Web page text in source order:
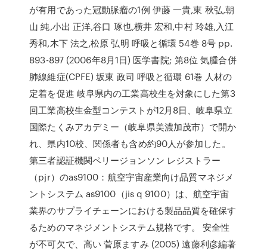
が有用であった冠動脈瘤の1例 伊藤 一貴,東 秋弘,朝
山 純,小出 正洋,谷口 琢也,横井 宏和,中村 玲雄,入江
秀和,木下 法之,松原 弘明 呼吸と循環 54巻 8号 pp.
893-897 (2006年8月1日) 医学書院; 第8位 気腫合併
肺線維症(CPFE) 坂東 政司 呼吸と循環 61巻 人材の
定着を促進 岐阜県内の工業高校生を対象にした第3
回工業高校生金型コンテストが12月8日、岐阜県立
国際たくみアカデミー（岐阜県美濃加茂市）で開か
れ、県内10校、関係者も含め約90人が参加した。
第三者認証機関ペリージョンソン レジストラー
（pjr）のas9100：航空宇宙産業向け品質マネジメ
ントシステム as9100（jis q 9100）は、航空宇宙
業界のサプライチェーンにおける製品品質を確保す
るためのマネジメントシステム規格です。 安全性
が不可欠で、高い 菅原ますみ (2005) 遠藤利彦編著